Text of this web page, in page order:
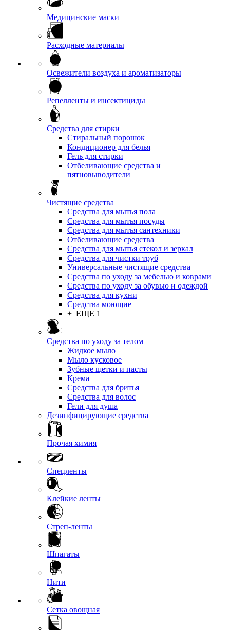
Медицинские маски
Расходные материалы
Освежители воздуха и ароматизаторы
Репелленты и инсектициды
Средства для стирки
Стиральный порошок
Кондиционер для белья
Гель для стирки
Отбеливающие средства и
пятновыводители
Чистящие средства
Средства для мытья пола
Средства для мытья посуды
Средства для мытья сантехники
Отбеливающие средства
Средства для мытья стекол и зеркал
Средства для чистки труб
Универсальные чистящие средства
Средства по уходу за мебелью и коврами
Средства по уходу за обувью и одеждой
Средства для кухни
Средства моющие
+ ЕЩЕ 1
Средства по уходу за телом
Жидкое мыло
Мыло кусковое
Зубные щетки и пасты
Крема
Средства для бритья
Средства для волос
Гели для душа
Дезинфицирующие средства
Прочая химия
Спецленты
Клейкие ленты
Стреп-ленты
Шпагаты
Нити
Сетка овощная